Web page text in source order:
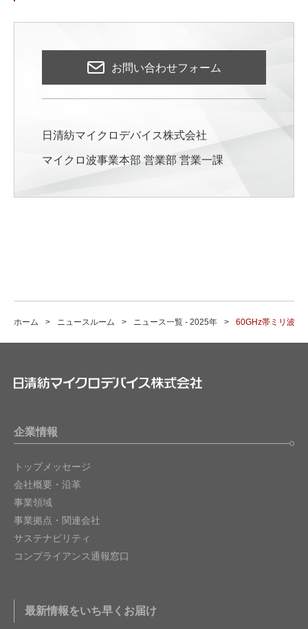
お問い合わせフォーム
日清紡マイクロデバイス株式会社
マイクロ波事業本部 営業部 営業一課
ホーム ニュースルーム ニュース一覧 - 2025年 60GHz帯ミリ波距
企業情報
トップメッセージ
会社概要・沿革
事業領域
事業拠点・関連会社
サステナビリティ
コンプライアンス通報窓口
最新情報をいち早くお届け